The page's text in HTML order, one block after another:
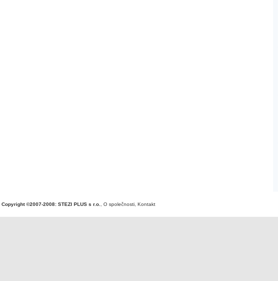
Copyright ©2007-2008: STEZI PLUS s r.o. O společnosti Kontakt